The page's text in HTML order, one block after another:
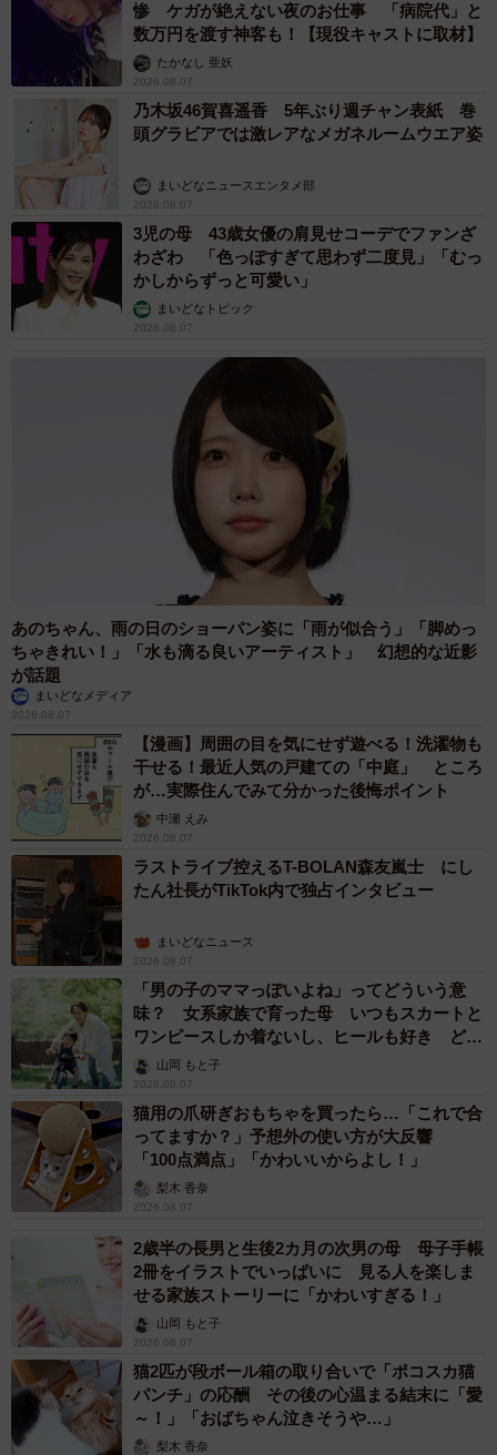
小学3年生がアトピー性皮膚炎について調べた自由研究（提供）
――アトピー性皮膚炎の自由研究をしようと思ったのはな
「自分がアレルギー体質で、自分の体についてもっと知り
たくなったからです。そして、舌下免疫療法をはじめたの
だけど、どんなものかよくわからなかったから、それにつ
いても知りたくなったので調べました」
――研究ではどんなことに苦労しましたか？
て、終わりがなくなってしまったことと、とにかく字をた
くさん書いたことが大変でした」
惨 ケガが絶えない夜のお仕事 「病院代」と
数万円を渡す神客も！【現役キャストに取材】
たかなし 亜妖
2026.08.07
乃木坂46賀喜遥香 5年ぶり週チャン表紙 巻
頭グラビアでは激レアなメガネルームウエア姿
まいどなニュースエンタメ部
2026.08.07
3児の母 43歳女優の肩見せコーデでファンざ
わざわ 「色っぽすぎて思わず二度見」「むっ
かしからずっと可愛い」
まいどなトピック
2026.08.07
あのちゃん、雨の日のショーパン姿に「雨が似合う」「脚めっ
ちゃきれい！」「水も滴る良いアーティスト」 幻想的な近影
が話題
まいどなメディア
2026.08.07
【漫画】周囲の目を気にせず遊べる！洗濯物も
干せる！最近人気の戸建ての「中庭」 ところ
が…実際住んでみて分かった後悔ポイント
中瀬 えみ
2026.08.07
ラストライブ控えるT-BOLAN森友嵐士 にし
たん社長がTikTok内で独占インタビュー
まいどなニュース
2026.08.07
「男の子のママっぽいよね」ってどういう意
味？ 女系家族で育った母 いつもスカートと
ワンピースしか着ないし、ヒールも好き どの
へんが…
山岡 もと子
2026.08.07
猫用の爪研ぎおもちゃを買ったら…「これで合
ってますか？」予想外の使い方が大反響
「100点満点」「かわいいからよし！」
梨木 香奈
2026.08.07
2歳半の長男と生後2カ月の次男の母 母子手帳
2冊をイラストでいっぱいに 見る人を楽しま
せる家族ストーリーに「かわいすぎる！」
山岡 もと子
2026.08.07
猫2匹が段ボール箱の取り合いで「ポコスカ猫
パンチ」の応酬 その後の心温まる結末に「愛
～！」「おばちゃん泣きそうや…」
梨木 香奈